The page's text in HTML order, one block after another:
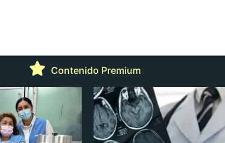
Contenido Premium